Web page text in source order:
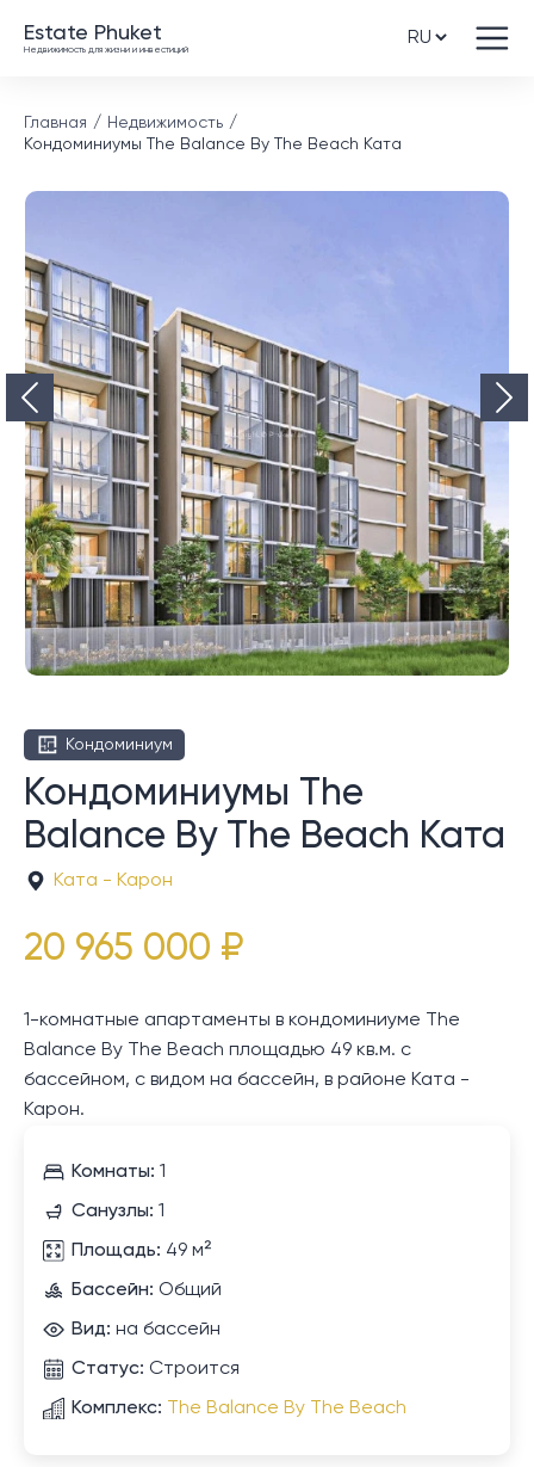
Estate Phuket
Недвижимость для жизни и инвестиций
Главная
Недвижимость
Кондоминиумы The Balance By The Beach Ката
Кондоминиум
Кондоминиумы The
Balance By The Beach Ката
Ката - Карон
20 965 000 ₽
1-комнатные апартаменты в кондоминиуме The
Balance By The Beach площадью 49 кв.м. с
бассейном, с видом на бассейн, в районе Ката -
Карон.
Комнаты: 1
Санузлы: 1
Площадь: 49 м²
Бассейн: Общий
Вид: на бассейн
Статус: Строится
Комплекс: The Balance By The Beach